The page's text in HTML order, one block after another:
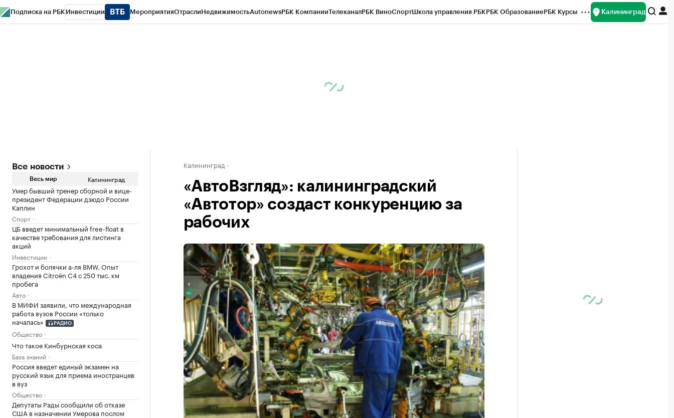
Подписка на РБК Инвестиции МероприятияОтраслиНедвижимостьAutonewsРБК КомпанииТелеканалРБК ВиноСпортШкола управления РБКРБК ОбразованиеРБК Курсы Калининград
Все новости
Весь мир Калининград
Умер бывший тренер сборной и вице-
президент Федерации дзюдо России
Каплин
Спорт
ЦБ введет минимальный free-float в
качестве требования для листинга
акций
Инвестиции
Грохот и болячки а-ля BMW. Опыт
владения Citroёn C4 с 250 тыс. км
пробега
Авто
В МИФИ заявили, что международная
работа вузов России «только
началась»
РАДИО
Общество
Что такое Кинбурнская коса
База знаний
Россия введет единый экзамен на
русский язык для приема иностранцев
в вуз
Общество
Депутаты Рады сообщили об отказе
США в назначении Умерова послом
Калининград
«АвтоВзгляд»: калининградский
«Автотор» создаст конкуренцию за
рабочих